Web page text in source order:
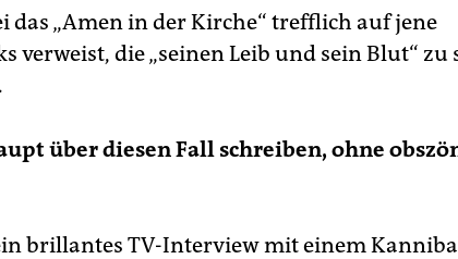
das „Amen in der Kirche“ trefflich auf jene
verweist, die „seinen Leib und sein Blut“ zu
über diesen Fall schreiben, ohne
brillantes TV-Interview mit einem